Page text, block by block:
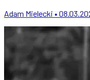
Adam Mielecki •